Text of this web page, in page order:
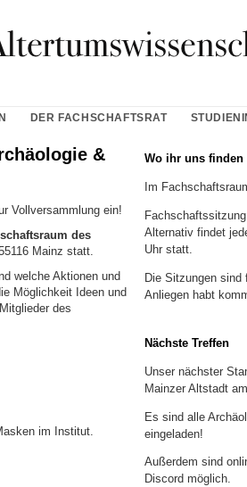
DER FACHSCHAFTSRAT
&
Vollversammlung ein!
des
Mainz statt.
welche Aktionen und
Möglichkeit Ideen und
des
im Institut.
Wo ihr uns finden
Im
Alternativ findet
Uhr statt.
Die Sitzungen sind
Anliegen habt
Nächste Treffen
Unser nächster
Mainzer Altstadt
Es sind alle
eingeladen!
Außerdem sind
Discord möglich.